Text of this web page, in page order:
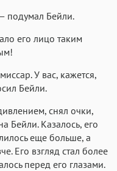
подумал Бейли.
его лицо таким
У вас, кажется,
Бейли.
снял очки,
Бейли. Казалось, его
еще больше, а
Его взгляд стал более
перед его глазами.